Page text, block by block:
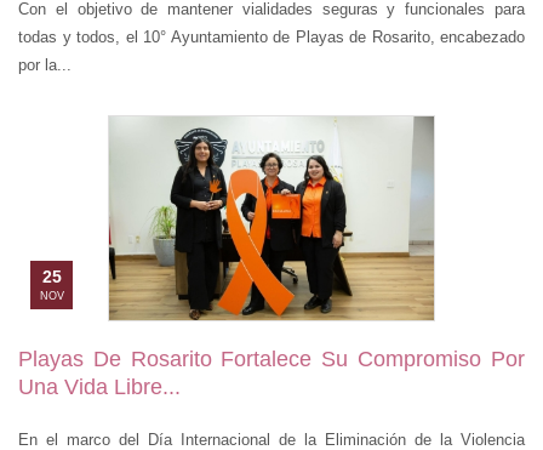
Con el objetivo de mantener vialidades seguras y funcionales para
todas y todos, el 10° Ayuntamiento de Playas de Rosarito, encabezado
por la...
25
NOV
Playas De Rosarito Fortalece Su Compromiso Por
Una Vida Libre...
En el marco del Día Internacional de la Eliminación de la Violencia